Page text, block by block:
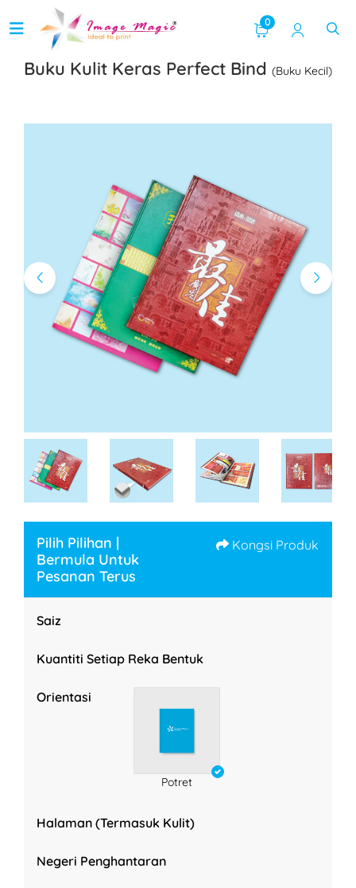
0
Buku Kulit Keras Perfect Bind (Buku Kecil)
Pilih Pilihan |
Bermula Untuk
Pesanan Terus
Kongsi Produk
Saiz
Kuantiti Setiap Reka Bentuk
Orientasi
Potret
Halaman (Termasuk Kulit)
Negeri Penghantaran